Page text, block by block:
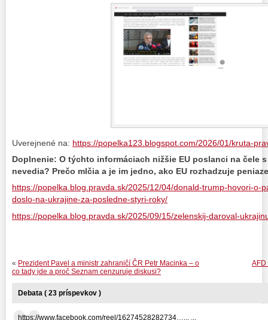
Uverejnené na: https://popelka123.blogspot.com/2026/01/kruta-
Doplnenie: O týchto informáciach nižšie EU poslanci na čele
nevedia? Prečo mlčia a je im jedno, ako EU rozhadzuje
https://popelka.blog.pravda.sk/2025/12/04/donald-trump-hovori-o-
doslo-na-ukrajine-za-posledne-styri-roky/
https://popelka.blog.pravda.sk/2025/09/15/zelenskij-daroval-
AFD
« Prezident Pavel a ministr zahraničí ČR Petr Macinka – o
co tady jde a proč Seznam cenzuruje diskusi?
Debata ( 23 príspevkov )
https://www.facebook.com/reel/16274528282734…... ...